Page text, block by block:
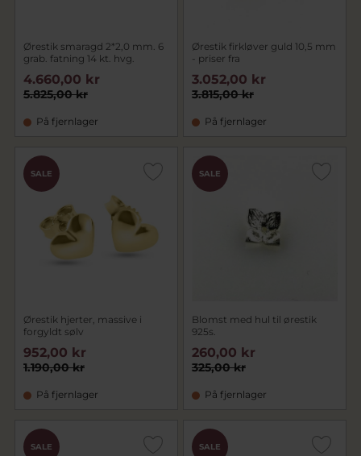
Ørestik smaragd 2*2,0 mm. 6
grab. fatning 14 kt. hvg.
5.825,00 kr
4.660,00 kr
På fjernlager
Ørestik firkløver guld 10,5 mm
- priser fra
3.815,00 kr
3.052,00 kr
På fjernlager
SALE
Ørestik hjerter, massive i
forgyldt sølv
1.190,00 kr
952,00 kr
På fjernlager
SALE
Blomst med hul til ørestik
925s.
325,00 kr
260,00 kr
På fjernlager
SALE SALE